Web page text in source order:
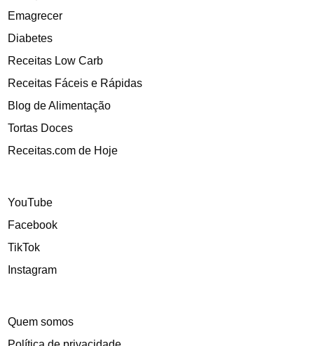
Emagrecer
Diabetes
Receitas Low Carb
Receitas Fáceis e Rápidas
Blog de Alimentação
Tortas Doces
Receitas.com de Hoje
YouTube
Facebook
TikTok
Instagram
Quem somos